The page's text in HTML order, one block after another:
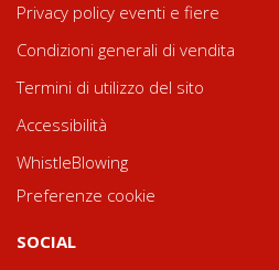
Privacy policy eventi e fiere
Condizioni generali di vendita
Termini di utilizzo del sito
Accessibilità
WhistleBlowing
Preferenze cookie
SOCIAL